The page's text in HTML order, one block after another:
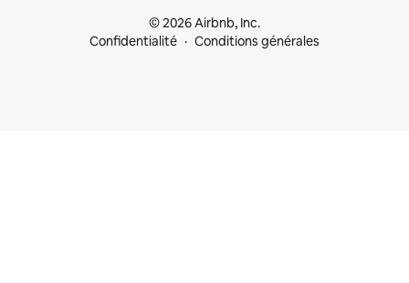
© 2026 Airbnb, Inc.
Confidentialité
Conditions générales